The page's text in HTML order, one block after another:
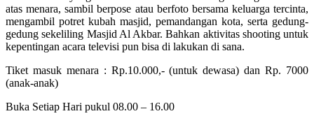
atas menara, sambil berpose atau berfoto bersama keluarga tercinta,
mengambil potret kubah masjid, pemandangan kota, serta gedung-
gedung sekeliling Masjid Al Akbar. Bahkan aktivitas shooting untuk
kepentingan acara televisi pun bisa di lakukan di sana.
Tiket masuk menara : Rp.10.000,- (untuk dewasa) dan Rp. 7000
(anak-anak)
Buka Setiap Hari pukul 08.00 – 16.00